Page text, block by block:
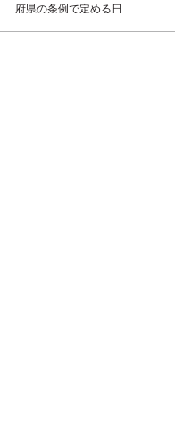
府県の条例で定める日